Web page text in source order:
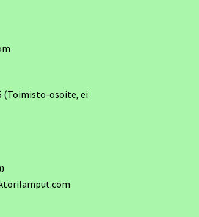
(Toimisto-osoite, ei